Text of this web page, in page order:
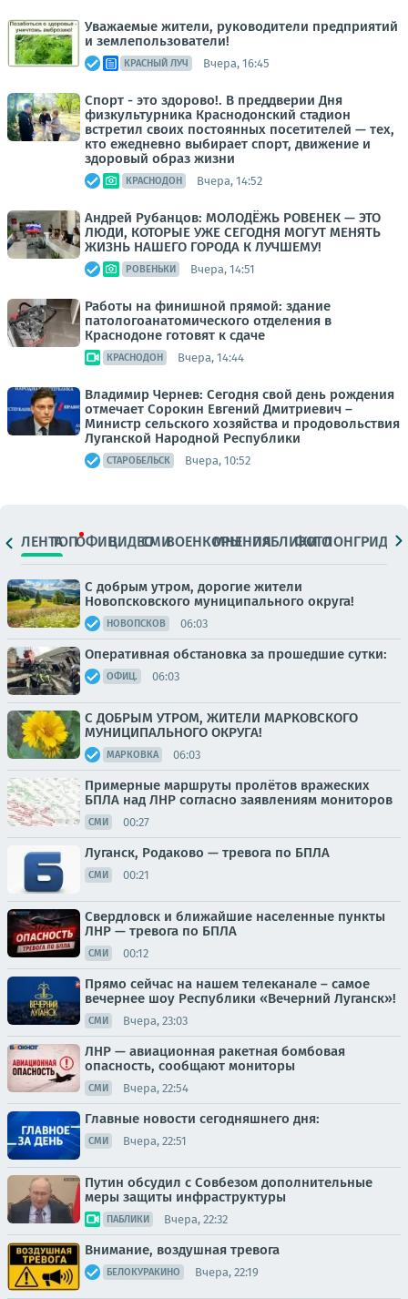
Уважаемые жители, руководители предприятий
и землепользователи!
КРАСНЫЙ ЛУЧ Вчера, 16:45
Спорт - это здорово!. В преддверии Дня
физкультурника Краснодонский стадион
встретил своих постоянных посетителей — тех,
кто ежедневно выбирает спорт, движение и
здоровый образ жизни
КРАСНОДОН Вчера, 14:52
Андрей Рубанцов: МОЛОДЁЖЬ РОВЕНЕК — ЭТО
ЛЮДИ, КОТОРЫЕ УЖЕ СЕГОДНЯ МОГУТ МЕНЯТЬ
ЖИЗНЬ НАШЕГО ГОРОДА К ЛУЧШЕМУ!
РОВЕНЬКИ Вчера, 14:51
Работы на финишной прямой: здание
патологоанатомического отделения в
Краснодоне готовят к сдаче
КРАСНОДОН Вчера, 14:44
Владимир Чернев: Сегодня свой день рождения
отмечает Сорокин Евгений Дмитриевич –
Министр сельского хозяйства и продовольствия
Луганской Народной Республики
СТАРОБЕЛЬСК Вчера, 10:52
ЛЕНТАТОПОФИЦ.ВИДЕОСМИВОЕНКОРЫМНЕНИЯПАБЛИКИ
ФОТОЛОНГРИДЫ
С добрым утром, дорогие жители
Новопсковского муниципального округа!
НОВОПСКОВ 06:03
Оперативная обстановка за прошедшие сутки:
ОФИЦ. 06:03
С ДОБРЫМ УТРОМ, ЖИТЕЛИ МАРКОВСКОГО
МУНИЦИПАЛЬНОГО ОКРУГА!
МАРКОВКА 06:03
Примерные маршруты пролётов вражеских
БПЛА над ЛНР согласно заявлениям мониторов
СМИ 00:27
Луганск, Родаково — тревога по БПЛА
СМИ 00:21
Свердловск и ближайшие населенные пункты
ЛНР — тревога по БПЛА
СМИ 00:12
Прямо сейчас на нашем телеканале – самое
вечернее шоу Республики «Вечерний Луганск»!
СМИ Вчера, 23:03
ЛНР — авиационная ракетная бомбовая
опасность, сообщают мониторы
СМИ Вчера, 22:54
Главные новости сегодняшнего дня:
СМИ Вчера, 22:51
Путин обсудил с Совбезом дополнительные
меры защиты инфраструктуры
ПАБЛИКИ Вчера, 22:32
Внимание, воздушная тревога
БЕЛОКУРАКИНО Вчера, 22:19